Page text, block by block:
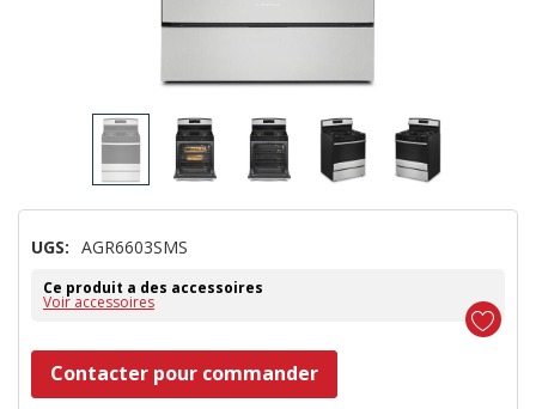
UGS: AGR6603SMS
Ce produit a des accessoires
Voir accessoires
Dépêchez-
vous!
Contacter pour commander